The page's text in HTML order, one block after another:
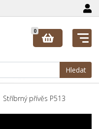
Hledat
0
Stříbrný přívěs P513